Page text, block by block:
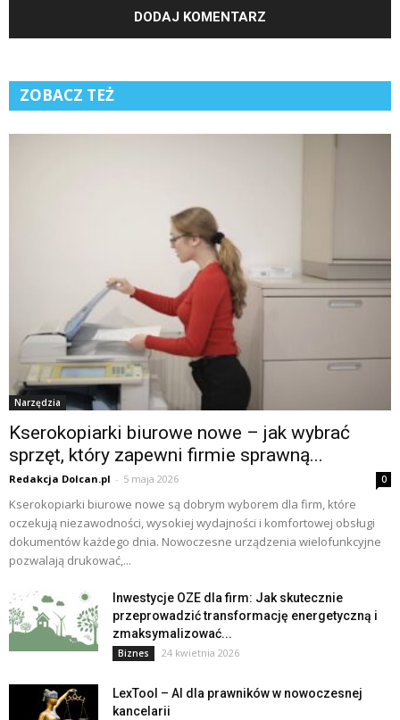
ZOBACZ TEŻ
Narzędzia
Kserokopiarki biurowe nowe – jak wybrać
sprzęt, który zapewni firmie sprawną...
Redakcja Dolcan.pl - 5 maja 2026 0
Kserokopiarki biurowe nowe są dobrym wyborem dla firm, które
oczekują niezawodności, wysokiej wydajności i komfortowej obsługi
dokumentów każdego dnia. Nowoczesne urządzenia wielofunkcyjne
pozwalają drukować,...
Inwestycje OZE dla firm: Jak skutecznie
przeprowadzić transformację energetyczną i
zmaksymalizować...
Biznes 24 kwietnia 2026
LexTool – AI dla prawników w nowoczesnej
kancelarii